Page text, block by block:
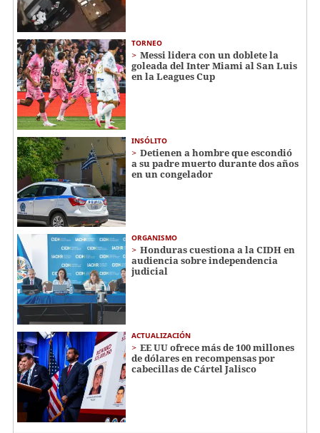
TORNEO
Messi lidera con un doblete la
goleada del Inter Miami al San Luis
en la Leagues Cup
INSÓLITO
Detienen a hombre que escondió
a su padre muerto durante dos años
en un congelador
ORGANISMO
Honduras cuestiona a la CIDH en
audiencia sobre independencia
judicial
ACTUALIZACIÓN
EE UU ofrece más de 100 millones
de dólares en recompensas por
cabecillas de Cártel Jalisco